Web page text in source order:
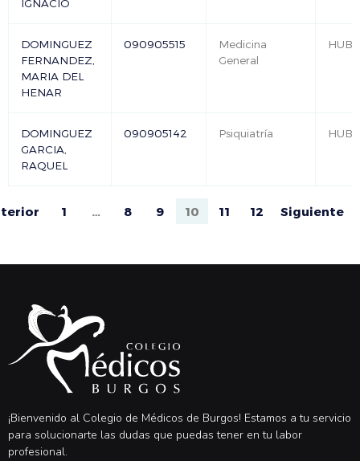
IGNACIO
DOMINGUEZ
FERNANDEZ,
MARIA DEL
HENAR
090905515
Medicina
General
HUBU
DOMINGUEZ
GARCIA,
RAQUEL
090905142 Psiquiatría HUBU
1 … 8 9 10 11 12 Siguiente
¡Bienvenido al Colegio de Médicos de Burgos! Estamos a tu servicio
para solucionarte las dudas que puedas tener en tu labor
profesional.